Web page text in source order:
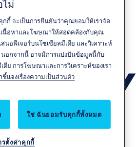
ม่
กกี้ จะเป็นการยืนยันว่าคุณยอมให้เราจัด
เนื้อหาและโฆษณาให้สอดคล้องกับคุณ
นอฟีเจอร์บนโซเชียลมีเดีย และวิเคราะห์
อกจากนี้ อาจมีการแบ่งปันข้อมูลนี้กับ
ย การโฆษณาและการวิเคราะห์ของเรา
ชี้แจงเรื่องความเป็นส่วนตัว
ใช่ ฉันยอมรับคุกกี้ทั้งหมด
รตั้งค่าคุกกี้